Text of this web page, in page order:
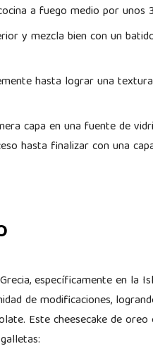
a fuego medio por unos
y mezcla bien con un
hasta lograr una
capa en una fuente de
hasta finalizar con una
específicamente en la
de modificaciones,
Este cheesecake de